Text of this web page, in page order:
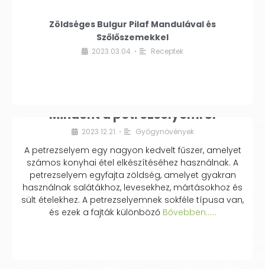
Zöldséges Bulgur Pilaf Mandulával és
Szőlőszemekkel
2023.03.04. • Receptek
Mindent a petrezselyemről
2023.12.21. • Gyógynövények
A petrezselyem egy nagyon kedvelt fűszer, amelyet
számos konyhai étel elkészítéséhez használnak. A
petrezselyem egyfajta zöldség, amelyet gyakran
használnak salátákhoz, levesekhez, mártásokhoz és
sült ételekhez. A petrezselyemnek sokféle típusa van,
és ezek a fajták különbözőBővebben...…